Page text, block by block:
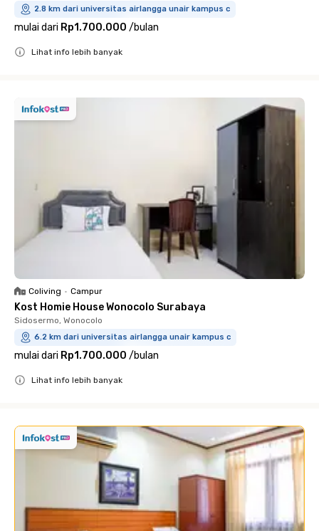
2.8 km dari universitas airlangga unair kampus c
mulai dari Rp1.700.000 /bulan
Lihat info lebih banyak
Coliving • Campur
Kost Homie House Wonocolo Surabaya
Sidosermo, Wonocolo
6.2 km dari universitas airlangga unair kampus c
mulai dari Rp1.700.000 /bulan
Lihat info lebih banyak